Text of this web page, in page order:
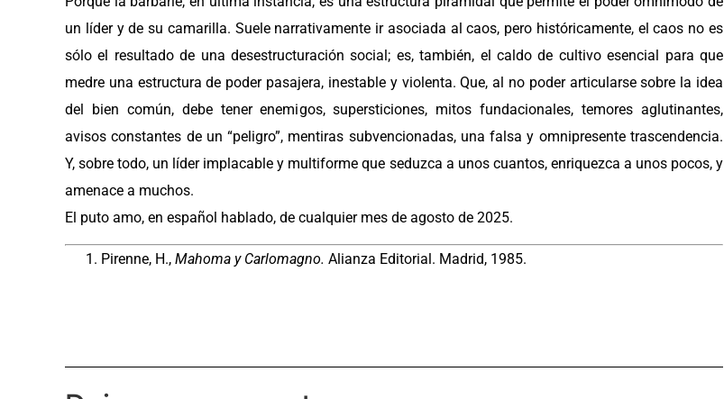
un líder y de su camarilla. Suele narrativamente ir asociada al caos, pero históricamente, el caos no es
sólo el resultado de una desestructuración social; es, también, el caldo de cultivo esencial para que
medre una estructura de poder pasajera, inestable y violenta. Que, al no poder articularse sobre la idea
del bien común, debe tener enemigos, supersticiones, mitos fundacionales, temores aglutinantes,
avisos constantes de un “peligro”, mentiras subvencionadas, una falsa y omnipresente trascendencia.
Y, sobre todo, un líder implacable y multiforme que seduzca a unos cuantos, enriquezca a unos pocos, y
amenace a muchos.
El puto amo, en español hablado, de cualquier mes de agosto de 2025.
Pirenne, H., Mahoma y Carlomagno. Alianza Editorial. Madrid, 1985.